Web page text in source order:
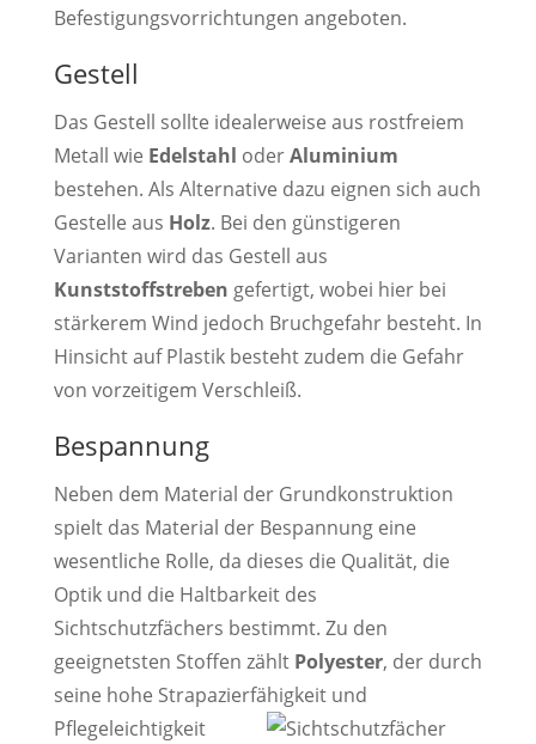
Befestigungsvorrichtungen angeboten.
Gestell
Das Gestell sollte idealerweise aus rostfreiem
Metall wie Edelstahl oderAluminium
bestehen. Als Alternative dazu eignen sich auch
Gestelle aus Holz. Bei den günstigeren
Varianten wird das Gestell aus
Kunststoffstreben gefertigt, wobei hier bei
stärkerem Wind jedoch Bruchgefahr besteht. In
Hinsicht auf Plastik besteht zudem die Gefahr
von vorzeitigem Verschleiß.
Bespannung
Neben dem Material der Grundkonstruktion
spielt das Material der Bespannung eine
wesentliche Rolle, da dieses die Qualität, die
Optik und die Haltbarkeit des
Sichtschutzfächers bestimmt. Zu den
geeignetsten Stoffen zählt Polyester, der durch
seine hohe Strapazierfähigkeit und
Pflegeleichtigkeit